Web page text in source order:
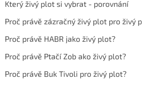
Který živý plot si vybrat - porovnání
Proč právě zázračný živý plot pro živý
Proč právě HABR jako živý plot?
Proč právě Ptačí Zob ako živý plot?
Proč právě Buk Tivoli pro živý plot?